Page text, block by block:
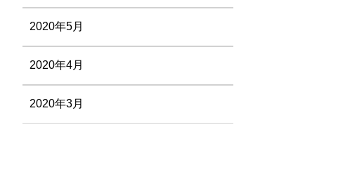
2020年5月
2020年4月
2020年3月